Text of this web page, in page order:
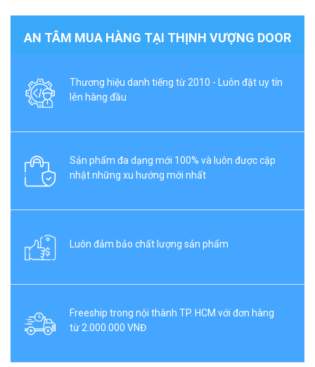
AN TÂM MUA HÀNG TẠI THỊNH VƯỢNG DOOR
Thương hiệu danh tiếng từ 2010 - Luôn đặt uy tín
lên hàng đầu
Sản phẩm đa dạng mới 100% và luôn được cập
nhật những xu hướng mới nhất
Luôn đảm bảo chất lượng sản phẩm
Freeship trong nội thành TP. HCM với đơn hàng
từ 2.000.000 VNĐ